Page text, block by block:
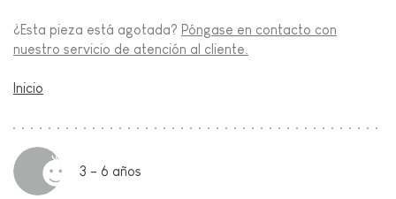
¿Esta pieza está agotada? Póngase en contacto con
nuestro servicio de atención al cliente.
Inicio
3 - 6 años